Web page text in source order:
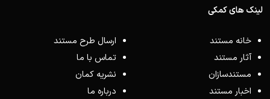
لینک های کمکی
خانه مستند
آثار مستند
مستندسازان
اخبار مستند
ارسال طرح مستند
تماس با ما
نشریه کمان
درباره ما